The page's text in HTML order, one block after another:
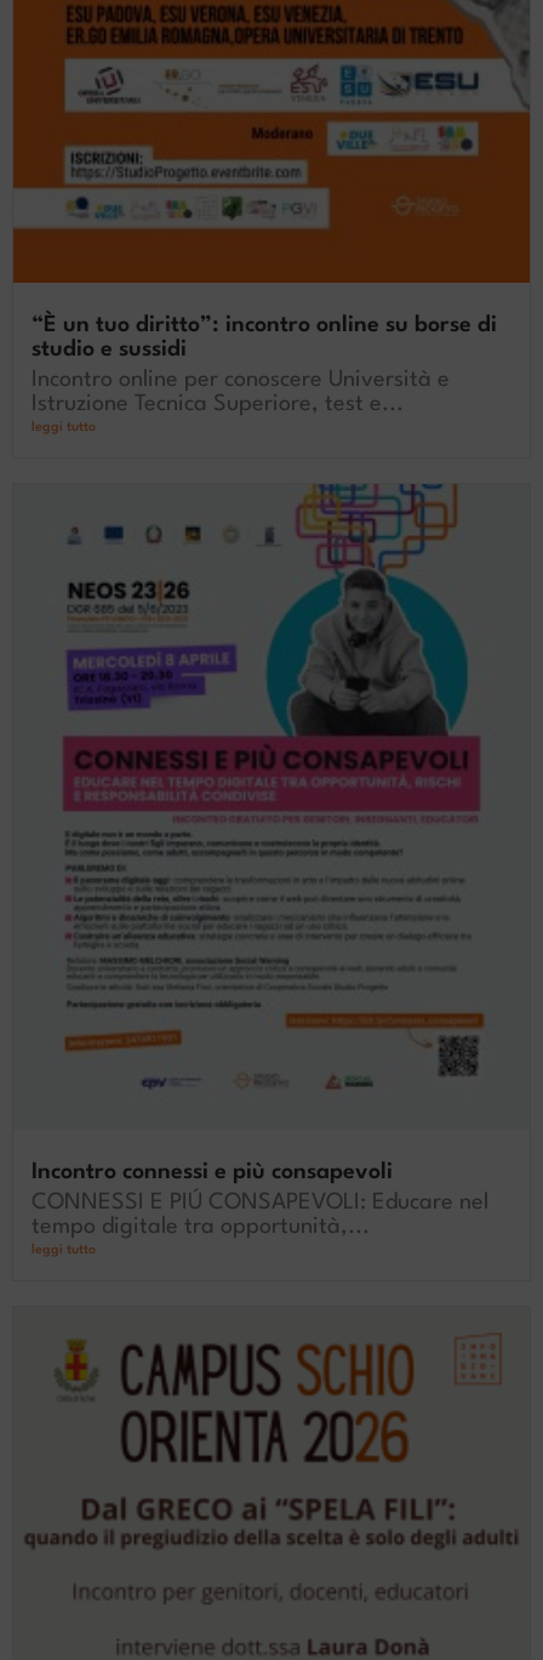
“È un tuo diritto”: incontro online su borse di
studio e sussidi
Incontro online per conoscere Università e
Istruzione Tecnica Superiore, test e...
leggi tutto
Incontro connessi e più consapevoli
CONNESSI E PIÚ CONSAPEVOLI: Educare nel
tempo digitale tra opportunità,...
leggi tutto